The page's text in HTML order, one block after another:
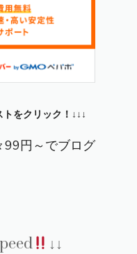
をクリック！↓↓↓
99円～でブログ
↓↓